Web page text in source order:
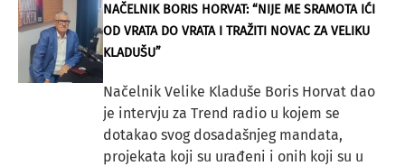
NAČELNIK BORIS HORVAT: “NIJE ME SRAMOTA IĆI
OD VRATA DO VRATA I TRAŽITI NOVAC ZA VELIKU
KLADUŠU”
Načelnik Velike Kladuše Boris Horvat dao
je intervju za Trend radio u kojem se
dotakao svog dosadašnjeg mandata,
projekata koji su urađeni i onih koji su u